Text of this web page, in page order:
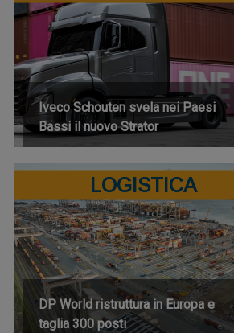
Iveco Schouten svela nei Paesi
Bassi il nuovo Strator
LOGISTICA
DP World ristruttura in Europa e
taglia 300 posti